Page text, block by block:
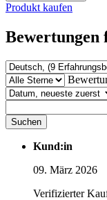
Produkt kaufen
Suchen
Kund:in
09. März 2026
Verifizierter